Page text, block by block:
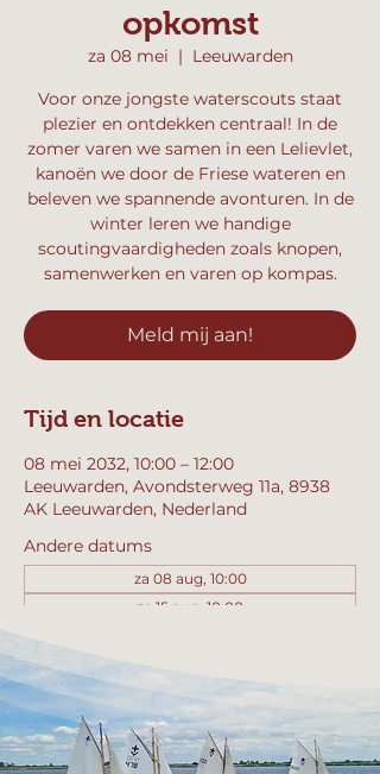
opkomst
za 08 mei
  |
Leeuwarden
Voor onze jongste waterscouts staat
plezier en ontdekken centraal! In de
zomer varen we samen in een Lelievlet,
kanoën we door de Friese wateren en
beleven we spannende avonturen. In de
winter leren we handige
scoutingvaardigheden zoals knopen,
samenwerken en varen op kompas.
Meld mij aan!
Tijd en locatie
08 mei 2032, 10:00 – 12:00
Leeuwarden, Avondsterweg 11a, 8938
AK Leeuwarden, Nederland
Andere datums
za 08 aug, 10:00
za 15 aug, 10:00
Bekijk alle 358 datums
Meld mij aan!